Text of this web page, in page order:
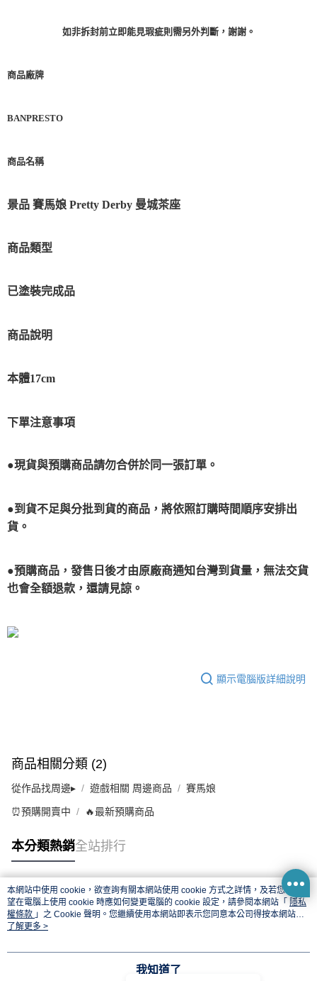
如非拆封前立即能見瑕疵則需另外判斷，謝謝。
商品廠牌
BANPRESTO
商品名稱
景品 賽馬娘 Pretty Derby 曼城茶座
商品類型
已塗裝完成品
商品說明
本體17cm
下單注意事項
●現貨與預購商品請勿合併於同一張訂單。
●到貨不足與分批到貨的商品，將依照訂購時間順序安排出
貨。
●預購商品，發售日後才由原廠商通知台灣到貨量，無法交貨
也會全額退款，還請見諒。
顯示電腦版詳細說明
商品相關分類 (2)
從作品找周邊▸ 遊戲相關 周邊商品 賽馬娘
⏰預購開賣中 🔥最新預購商品
本分類熱銷全站排行
熱門標籤
本網站中使用 cookie，欲查詢有關本網站使用 cookie 方式之詳情，及若您不希
望在電腦上使用 cookie 時應如何變更電腦的 cookie 設定，請參閱本網站「 隱私
權條款 」之 Cookie 聲明。您繼續使用本網站即表示您同意本公司得按本網站使
用條款之 Cookie 聲明使用 cookie。
了解更多 >
我知道了